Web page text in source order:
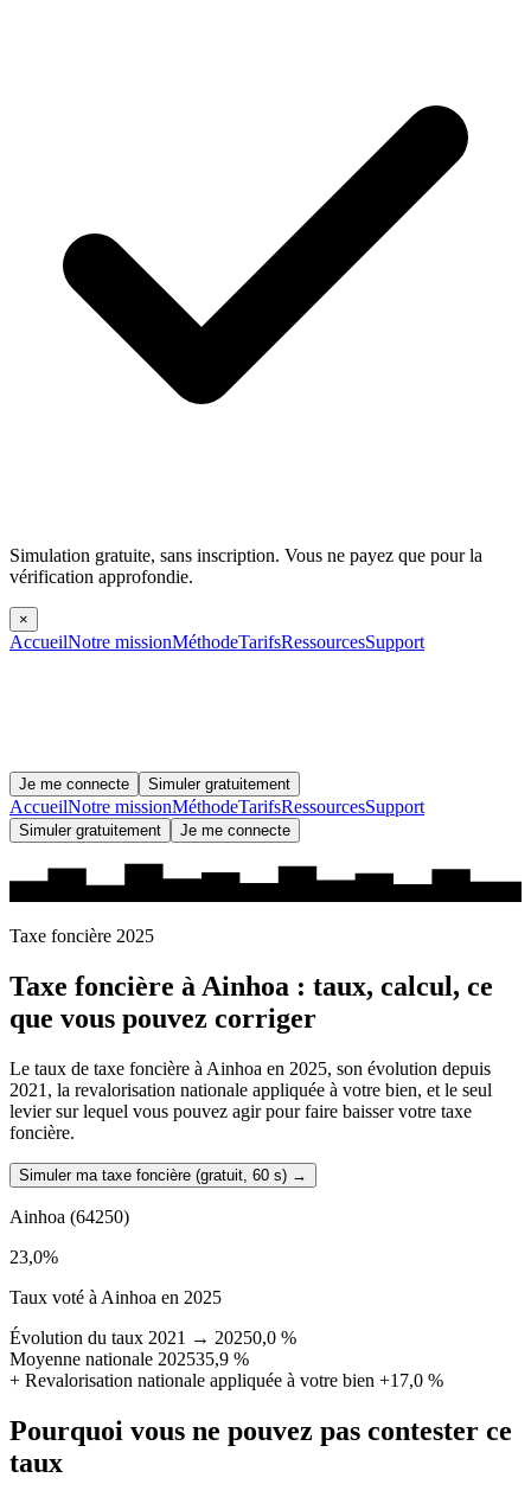
Simulation gratuite, sans inscription. Vous ne payez que pour la
vérification approfondie.
×
AccueilNotre missionMéthodeTarifsRessourcesSupport
Je me connecte Simuler gratuitement
AccueilNotre missionMéthodeTarifsRessourcesSupport
Simuler gratuitement Je me connecte
Taxe foncière 2025
Taxe foncière àAinhoa : taux, calcul, ce
que vous pouvez corriger
Le taux de taxe foncière à Ainhoa en 2025, son évolution depuis
2021, la revalorisation nationale appliquée à votre bien, et le seul
levier sur lequel vous pouvez agir pour faire baisser votre taxe
foncière.
Simuler ma taxe foncière (gratuit, 60 s) →
Ainhoa (64250)
23,0%
Taux voté à Ainhoa en 2025
Évolution du taux 2021 → 20250,0 %
Moyenne nationale 202535,9 %
+ Revalorisation nationale appliquée à votre bien +17,0 %
Pourquoi vous ne pouvez pas contester ce
taux